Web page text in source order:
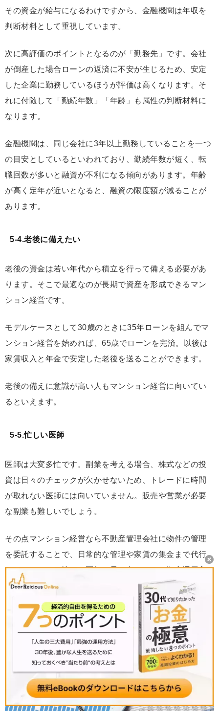
その資金が給与になるわけですから、金融機関は年収を
判断材料として重視しています。
次に高評価のポイントとなるのが「勤務先」です。会社
が倒産した場合ローンの返済に不安が生じるため、安定
した企業に勤務しているほうが評価は高くなります。そ
れに付随して「勤続年数」「年齢」も属性の判断材料に
なります。
金融機関は、同じ会社に3年以上勤務していることを一つ
の目安としているといわれており、勤続年数が短く、転
職回数が多いと融資が不利になる傾向があります。年齢
が高く定年が近いとなると、融資の限度額が減ることが
あります。
5-4.老後に備えたい
老後の資金は若い年代から積立を行って備える必要があ
ります。そこで最適なのが長期で資産を形成できるマン
ション経営です。
モデルケースとして30歳のときに35年ローンを組んでマ
ンション経営を始めれば、65歳でローンを完済。以後は
家賃収入と年金で安定した老後を送ることができます。
老後の備えに意識が高い人もマンション経営に向いてい
るといえます。
5-5.忙しい医師
医師は大変多忙です。副業を考える場合、株式などの投
資は日々のチェックが欠かせないため、トレードに時間
が取れない医師には向いていません。販売や営業が必要
な副業も難しいでしょう。
その点マンション経営なら不動産管理会社に物件の管理
を委託することで、日常的な管理や家賃の集金まで代行
してくれます。忙しい医師に最も向いている資産運用方
法といえます。
6.マンション経営の最終目的は